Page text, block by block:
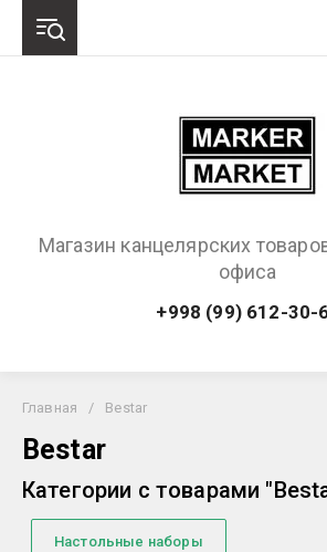
Магазин канцелярских
офиса
+998 (99) 612-30-
Главная / Bestar
Bestar
Категории с товарами
Настольные наборы